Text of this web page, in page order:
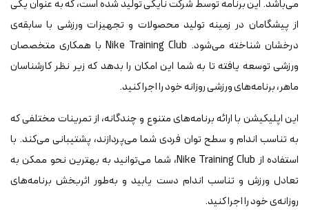
می‌باشد. این برنامه توسط شرکت نایکی تولید شده است، که به عنوان یکی
از پیشگامان در زمینه تولید محصولات و تجهیزات ورزشی با سابقه‌ی
درخشان شناخته می‌شود. Nike Training Club با همکاری متخصصان
ورزشی توسعه یافته تا به شما این امکان را بدهد که زیر نظر کارشناسان
ماهر، برنامه‌های ورزشی روزانه خود را اجرا کنید.
این اپلیکیشن با ارائه برنامه‌های متنوع و چندگانه، از تمرینات مختلفی که
به تناسب اندام و سطح توان فردی شما می‌پردازند، پشتیبانی می‌کند. با
استفاده از Nike Training Club، شما می‌توانید به بهترین نحو ممکن به
تعادل ورزش و تناسب اندام دست یابید و به‌طور اثربخش برنامه‌های
روزانه‌ی خود را اجرا کنید.